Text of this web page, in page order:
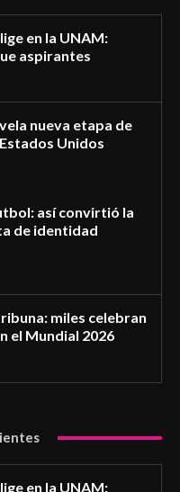
en la UNAM:
aspirantes
nueva etapa de
Unidos
así convirtió la
de identidad
miles celebran
el Mundial 2026
en la UNAM: